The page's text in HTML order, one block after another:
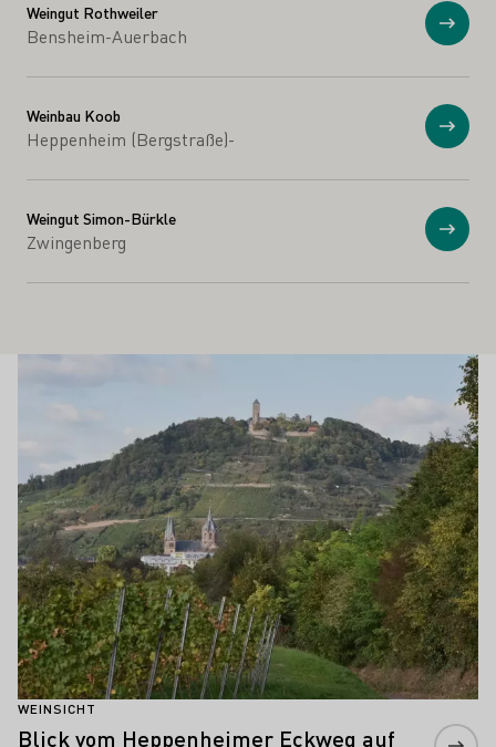
Weingut Rothweiler
Bensheim-Auerbach
Weinbau Koob
Heppenheim (Bergstraße)-
Weingut Simon-Bürkle
Zwingenberg
Schönste Weinsichten
WEINSICHT
Blick vom Heppenheimer Eckweg auf